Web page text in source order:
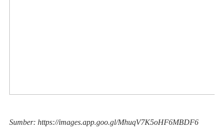
Sumber: https://images.app.goo.gl/MhuqV7K5oHF6MBDF6